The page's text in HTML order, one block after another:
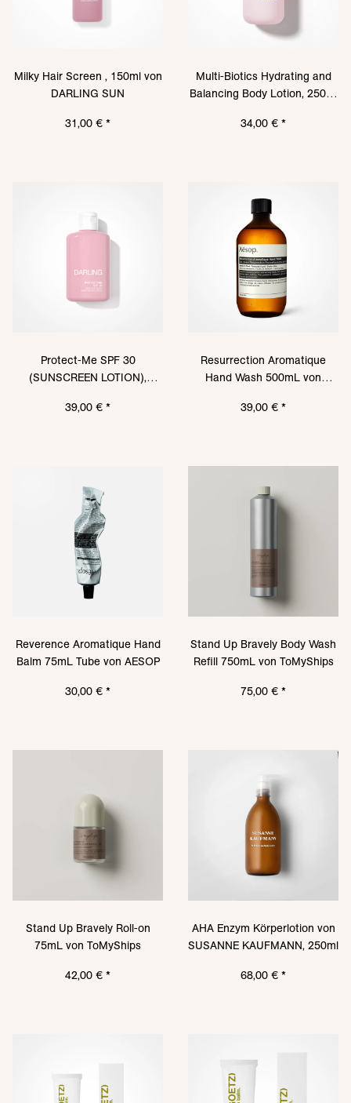
Milky Hair Screen , 150ml von
DARLING SUN
31,00 € *
Multi-Biotics Hydrating and
Balancing Body Lotion, 250ml
34,00 € *
Protect-Me SPF 30
(SUNSCREEN LOTION),
39,00 € *
Resurrection Aromatique
Hand Wash 500mL von
39,00 € *
Reverence Aromatique Hand
Balm 75mL Tube von AESOP
30,00 € *
Stand Up Bravely Body Wash
Refill 750mL von ToMyShips
75,00 € *
Stand Up Bravely Roll-on
75mL von ToMyShips
42,00 € *
AHA Enzym Körperlotion von
SUSANNE KAUFMANN, 250ml
68,00 € *